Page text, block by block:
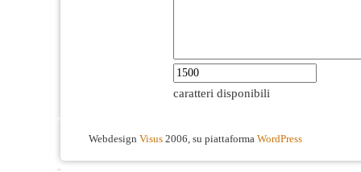
caratteri disponibili
Webdesign Visus 2006, su piattaforma WordPress